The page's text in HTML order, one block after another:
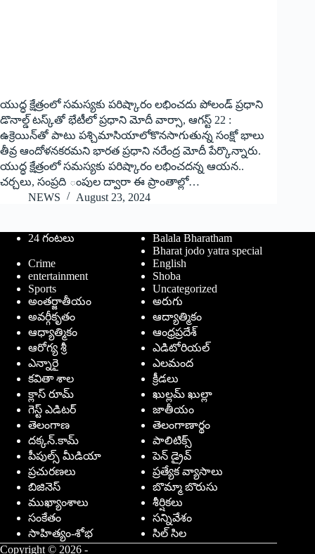
యుద్ధ క్షేత్రంలో సమస్యకు పరిష్కారం లభించదు పోలండ్‌ ‌ప్రధాని
డొనాల్డ్ ‌టస్క్‌తో భేటీలో ప్రధాని మోదీ వార్సా, ఆగస్ట్ 22 :
ఉ‌క్రెయిన్‌తో పాటు పశ్చిమాసియాలోకొనసాగుతున్న సంక్షో భాలు
తీవ్ర ఆందోళనకరమని భారత ప్రధాని నరేంద్ర మోదీ పేర్కొన్నారు.
యుద్ధ క్షేత్రంలో సమస్యకు పరిష్కారం లభించదన్న ఆయన..
చర్చలు, సంప్రది ంపుల ద్వారా ఈ ప్రాంతాల్లో…
NEWS
August 23, 2024
24 గంటలు
Balala Bharatham
Bharat jodo yatra special
Crime
English
entertainment
Shoba
Sports
Uncategorized
అంతర్జాతీయం
అరుగు
అవర్గీకృతం
ఆద్యాత్మికం
ఆధ్యాత్మికం
ఆంధ్రప్రదేశ్
ఆరోగ్య శ్రీ
ఎడిటోరియల్
ఎన్నారై
ఎలమంద
కవితా శాల
క్రీడలు
క్లాస్ రూమ్
ఖుల్లమ్ ఖుల్లా
గెస్ట్ ఎడిటర్
జాతీయం
తెలంగాణ
తెలంగాణార్థం
దక్కన్.కామ్
పాలిటిక్స్
పీపుల్స్ ‌మీడియా
పెన్ డ్రైవ్
ప్రచురణలు
ప్రత్యేక వ్యాసాలు
బిజినెస్
బొమ్మా బొరుసు
ముఖ్యాంశాలు
శీర్షికలు
సంకేతం
సన్నివేశం
సాహిత్యం-శోభ
సిల్ సిల
Copyright © 2026 -